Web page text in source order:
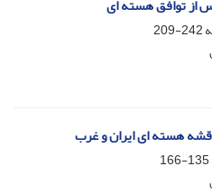
از توافق هسته ای
242-209
هسته ای ایران و غرب
135-166